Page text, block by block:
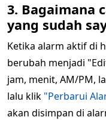
3. Bagaimana
yang sudah
Ketika alarm aktif di
berubah menjadi
jam, menit, AM/PM,
lalu klik "Perbarui
akan disimpan di